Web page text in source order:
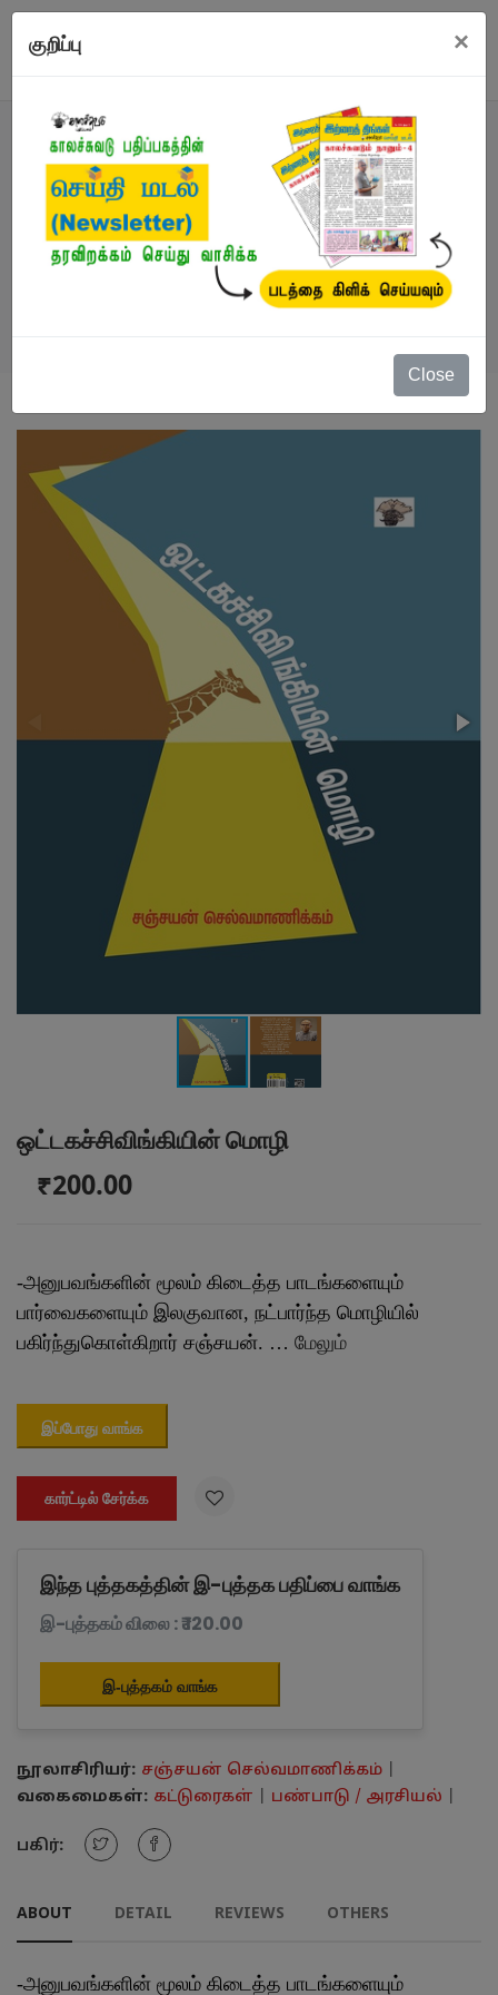
குறிப்பு ×
Close
நூல்கள் / கட்டுரைகள் / ஒட்டகச்சிவிங்கியின் மொழி
ஒட்டகச்சிவிங்கியின் மொழி
₹200.00
-அனுபவங்களின் மூலம் கிடைத்த பாடங்களையும்
பார்வைகளையும் இலகுவான, நட்பார்ந்த மொழியில்
பகிர்ந்துகொள்கிறார் சஞ்சயன். … மேலும்
இப்போது வாங்க
கார்ட்டில் சேர்க்க 
இந்த புத்தகத்தின் இ-புத்தக பதிப்பை வாங்க
இ-புத்தகம் விலை : ₹ 120.00
இ-புத்தகம் வாங்க
நூலாசிரியர்: சஞ்சயன் செல்வமாணிக்கம்
வகைமைகள்: கட்டுரைகள் பண்பாடு / அரசியல்
பகிர்:
ABOUT DETAIL REVIEWS OTHERS
-அனுபவங்களின் மூலம் கிடைத்த பாடங்களையும்